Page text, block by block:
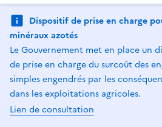
Dispositif de prise en charge
minéraux azotés
Le Gouvernement met en place un
de prise en charge du surcoût des
simples engendrés par les
dans les exploitations agricoles.
Lien de consultation